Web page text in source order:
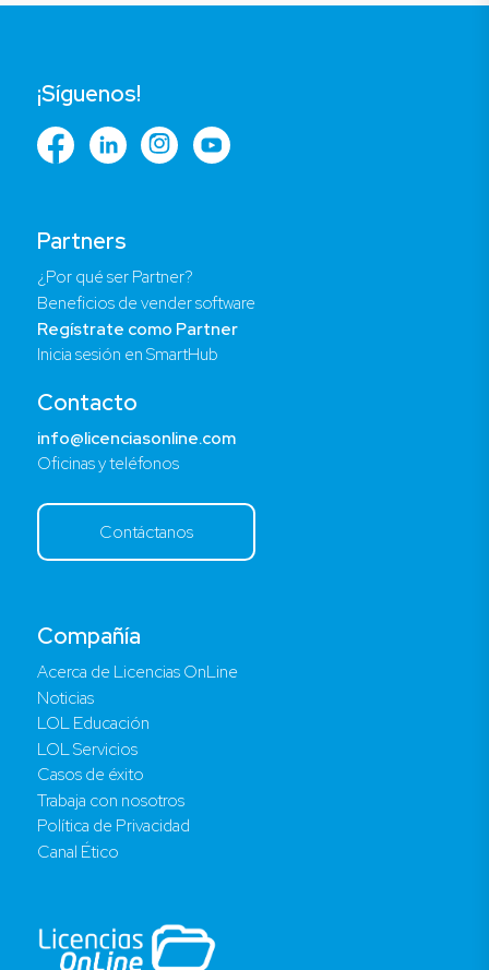
Compañía
Acerca de Licencias OnLine
Noticias
LOL Educación
LOL Servicios
Casos de éxito
Trabaja con nosotros
Política de Privacidad
Canal Ético
Partners
¿Por qué ser Partner?
Beneficios de vender software
Regístrate como Partner
Inicia sesión en SmartHub
Contacto
info@licenciasonline.com
Oficinas y teléfonos
Contáctanos
¡Síguenos!